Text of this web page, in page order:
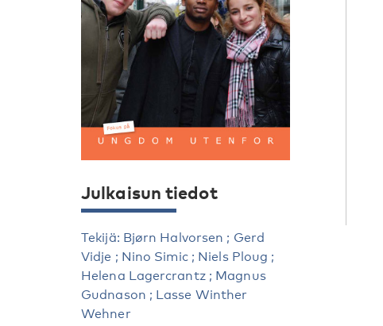
Julkaisun tiedot
Tekijä: Bjørn Halvorsen ; Gerd
Vidje ; Nino Simic ; Niels Ploug ;
Helena Lagercrantz ; Magnus
Gudnason ; Lasse Winther
Wehner